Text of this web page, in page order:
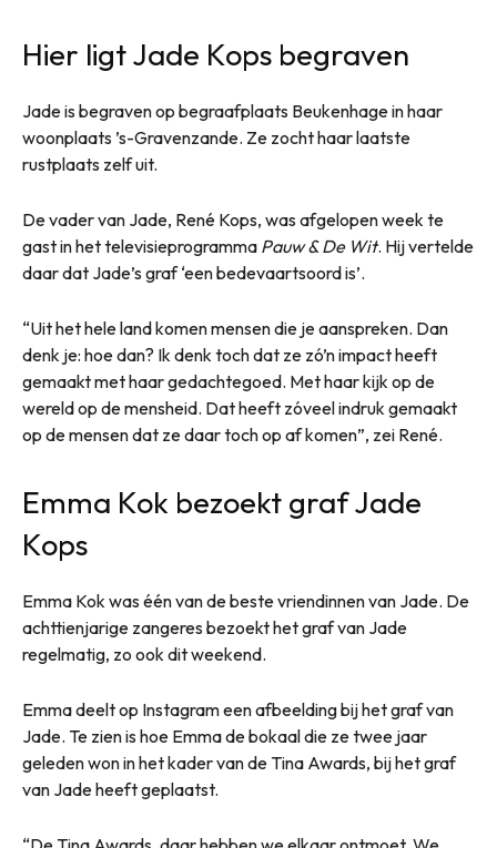
Hier ligt Jade Kops begraven
Jade is begraven op begraafplaats Beukenhage in haar
woonplaats ’s-Gravenzande. Ze zocht haar laatste
rustplaats zelf uit.
De vader van Jade, René Kops, was afgelopen week te
gast in het televisieprogramma Pauw & De Wit. Hij vertelde
daar dat Jade’s graf ‘een bedevaartsoord is’.
“Uit het hele land komen mensen die je aanspreken. Dan
denk je: hoe dan? Ik denk toch dat ze zó’n impact heeft
gemaakt met haar gedachtegoed. Met haar kijk op de
wereld op de mensheid. Dat heeft zóveel indruk gemaakt
op de mensen dat ze daar toch op af komen”, zei René.
Emma Kok bezoekt graf Jade
Kops
Emma Kok was één van de beste vriendinnen van Jade. De
achttienjarige zangeres bezoekt het graf van Jade
regelmatig, zo ook dit weekend.
Emma deelt op Instagram een afbeelding bij het graf van
Jade. Te zien is hoe Emma de bokaal die ze twee jaar
geleden won in het kader van de Tina Awards, bij het graf
van Jade heeft geplaatst.